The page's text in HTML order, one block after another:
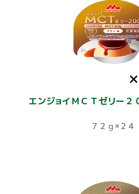
エンジョイＭＣＴゼリー
７２ｇ×２４